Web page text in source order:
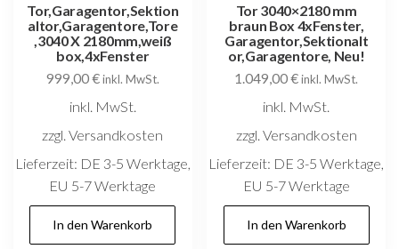
Tor,Garagentor,Sektion
altor,Garagentore,Tore
,3040 X 2180mm,weiß
box,4xFenster
999,00€inkl. MwSt.
inkl. MwSt.
zzgl. Versandkosten
Lieferzeit: DE 3-5 Werktage,
EU 5-7 Werktage
In den Warenkorb
Tor 3040×2180 mm
braun Box 4xFenster,
Garagentor,Sektionalt
or,Garagentore, Neu!
1.049,00€inkl. MwSt.
inkl. MwSt.
zzgl. Versandkosten
Lieferzeit: DE 3-5 Werktage,
EU 5-7 Werktage
In den Warenkorb